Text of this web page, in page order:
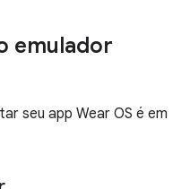
emulador
seu app Wear OS é em